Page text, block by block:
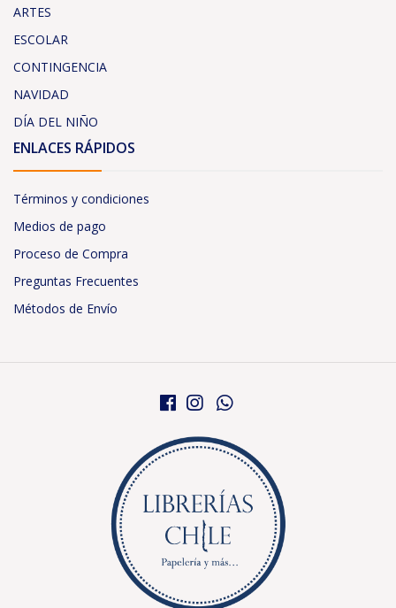
ARTES
ESCOLAR
CONTINGENCIA
NAVIDAD
DÍA DEL NIÑO
ENLACES RÁPIDOS
Términos y condiciones
Medios de pago
Proceso de Compra
Preguntas Frecuentes
Métodos de Envío